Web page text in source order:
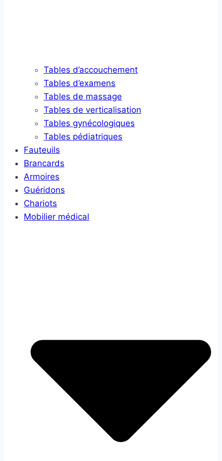
Tables d’accouchement
Tables d’examens
Tables de massage
Tables de verticalisation
Tables gynécologiques
Tables pédiatriques
Fauteuils
Brancards
Armoires
Guéridons
Chariots
Mobilier médical